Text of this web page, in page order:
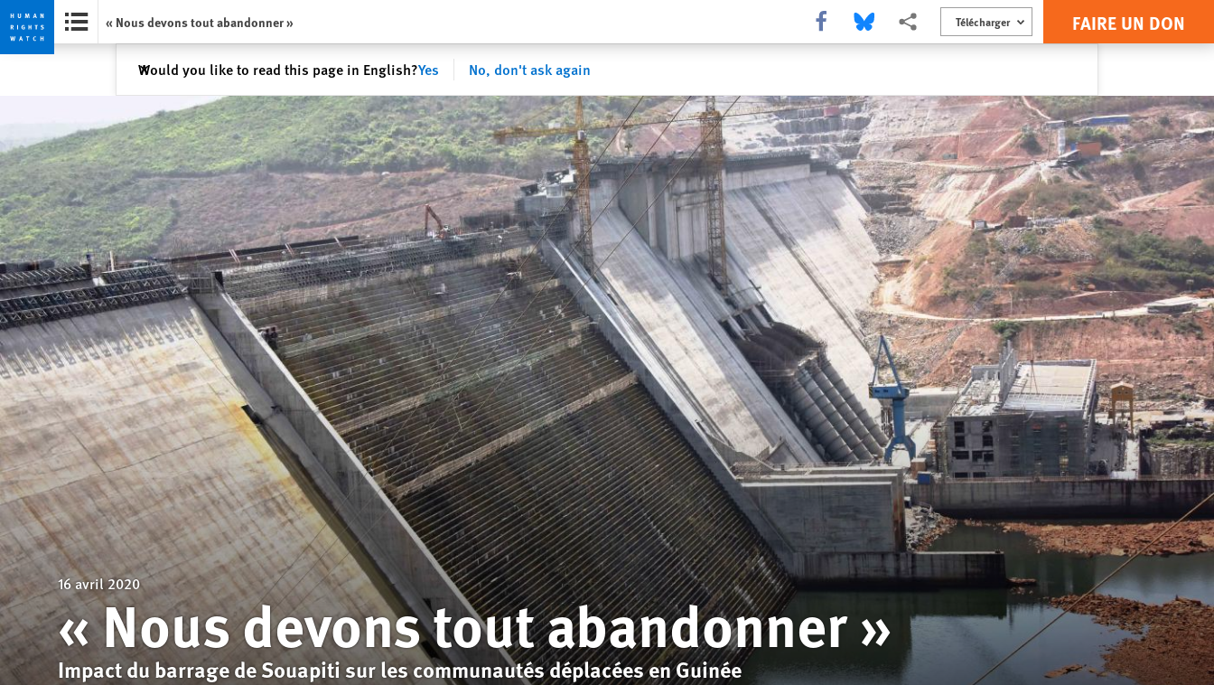
Skip
notice
Skip
« Nous devons tout abandonner » Share this via Facebook
Share this via Bluesky
Share this via Partagez
Télécharger FAIRE UN DON
Would you like to read this page in English?Yes No, don't ask again
✕Fermer
16 avril 2020
« Nous devons tout abandonner »
Impact du barrage de Souapiti sur les communautés déplacées en Guinée